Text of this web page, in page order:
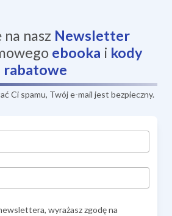
na nasz Newsletter
ebooka i kody
rabatowe
Ci spamu, Twój e-mail jest bezpieczny.
wyrażasz zgodę na